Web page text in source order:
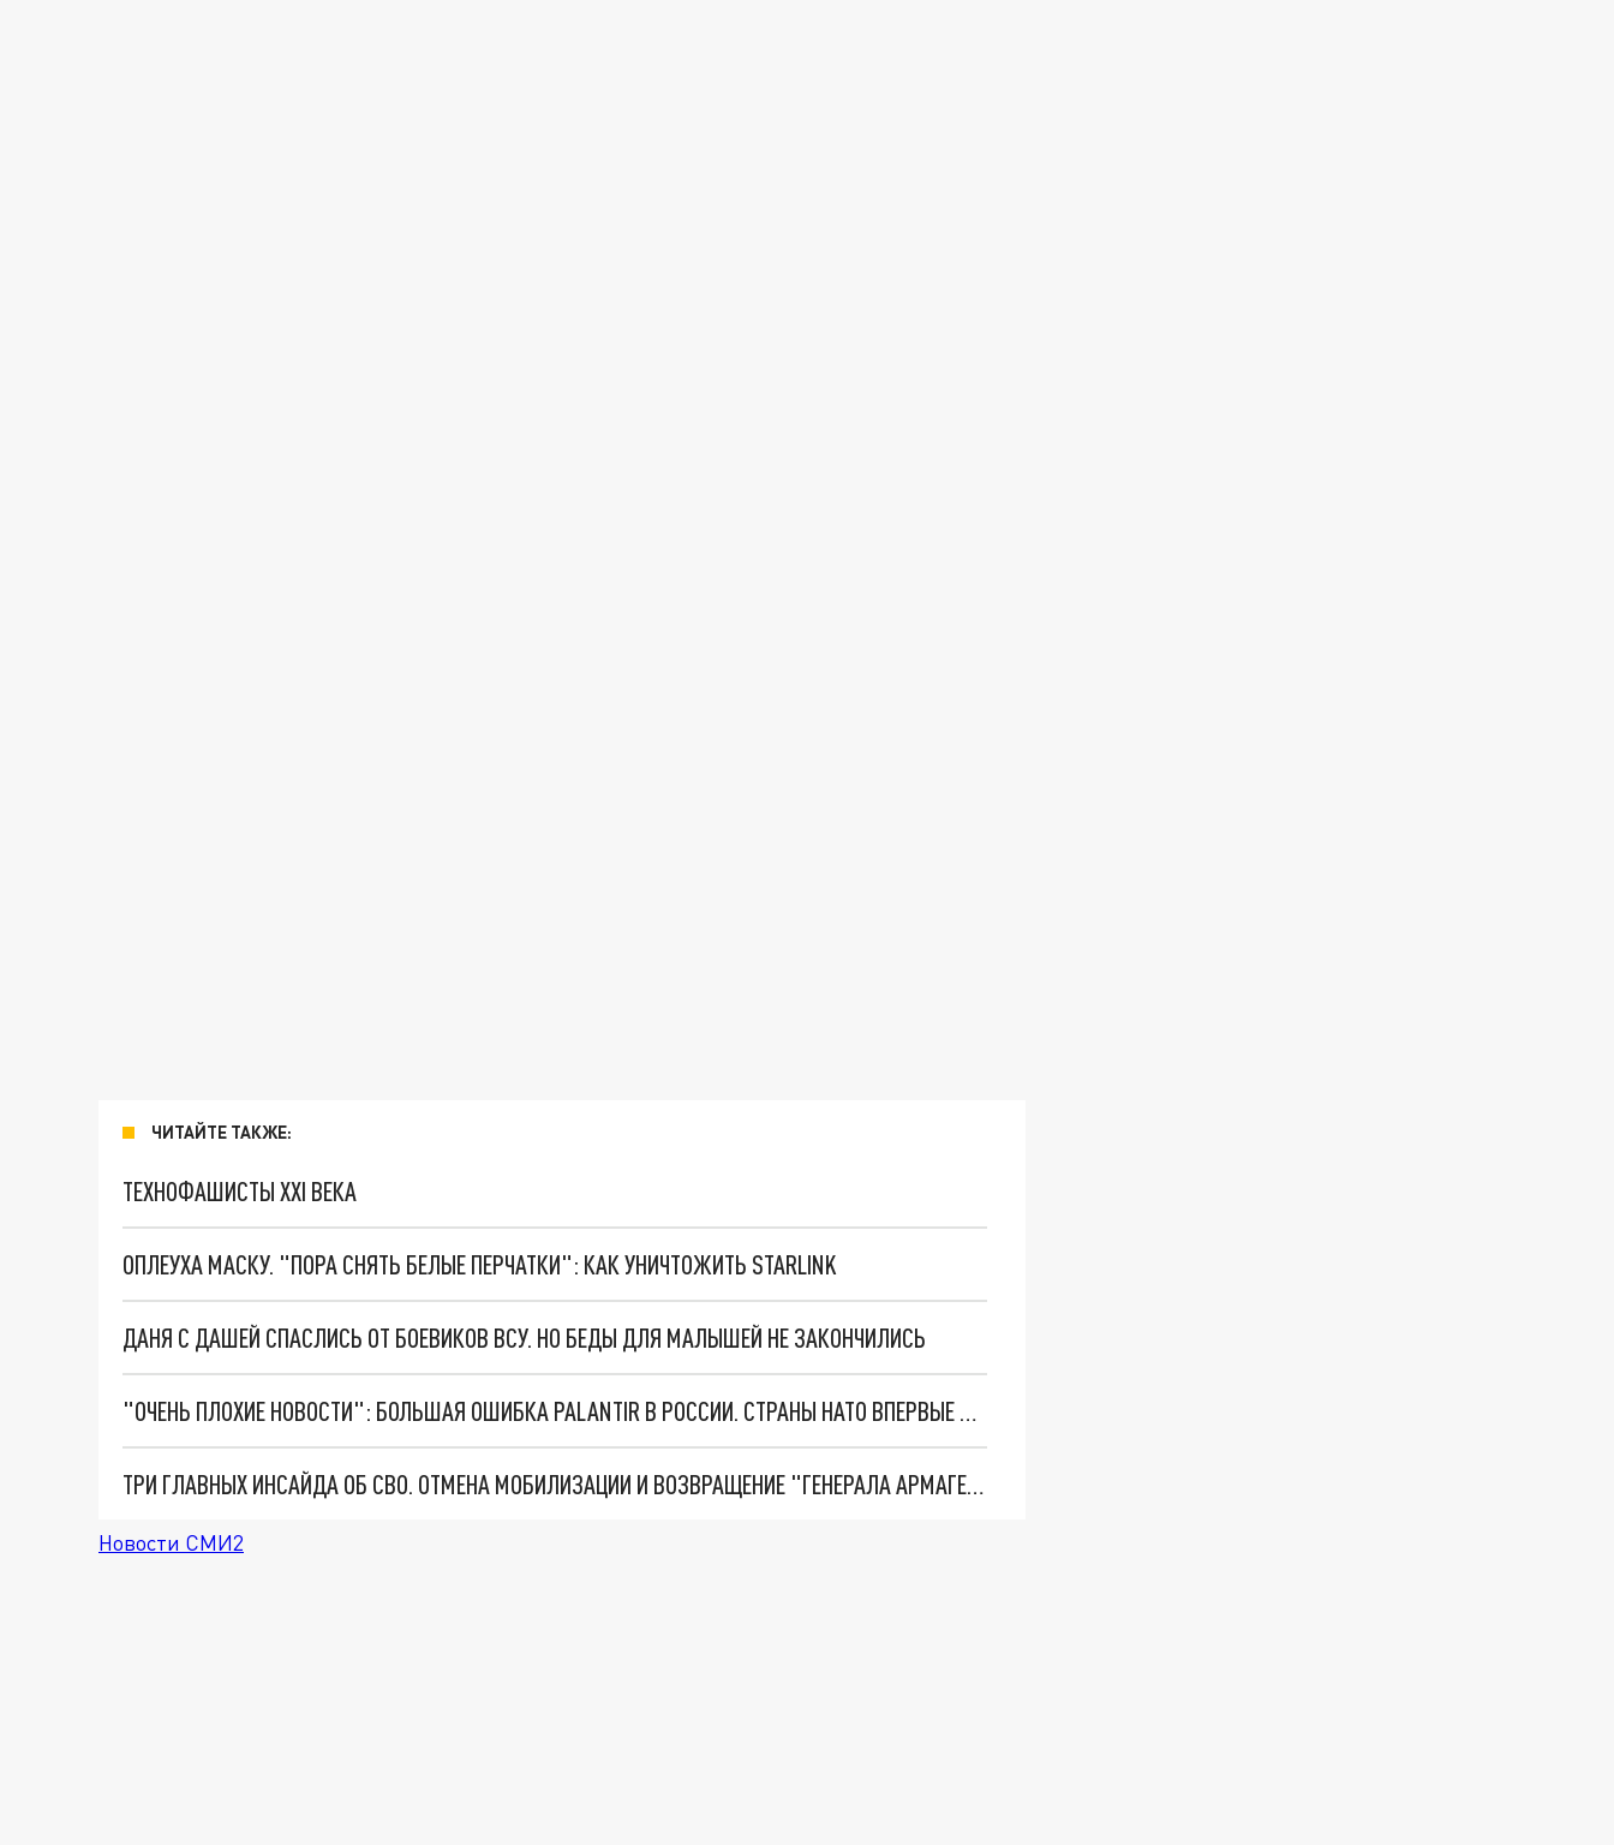
ЧИТАЙТЕ ТАКЖЕ:
ТЕХНОФАШИСТЫ XXI ВЕКА
ОПЛЕУХА МАСКУ. "ПОРА СНЯТЬ БЕЛЫЕ ПЕРЧАТКИ": КАК УНИЧТОЖИТЬ STARLINK
ДАНЯ С ДАШЕЙ СПАСЛИСЬ ОТ БОЕВИКОВ ВСУ. НО БЕДЫ ДЛЯ МАЛЫШЕЙ НЕ ЗАКОНЧИЛИСЬ
"ОЧЕНЬ ПЛОХИЕ НОВОСТИ": БОЛЬШАЯ ОШИБКА PALANTIR В РОССИИ. СТРАНЫ НАТО ВПЕРВЫЕ ЗА СВО ОСТАНОВИЛИ ПОСТАВКИ ОРУЖИЯ. ВСУ ТЕРЯЮТ ПРИГРАНИЧЬЕ?
ТРИ ГЛАВНЫХ ИНСАЙДА ОБ СВО. ОТМЕНА МОБИЛИЗАЦИИ И ВОЗВРАЩЕНИЕ "ГЕНЕРАЛА АРМАГЕДДОНА"? ОТЛИЧНЫЕ НОВОСТИ, КОТОРЫЕ ЖДАЛИ ВСЕ
Новости СМИ2